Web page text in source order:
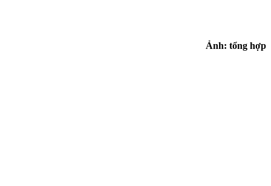
Ảnh: tổng hợp